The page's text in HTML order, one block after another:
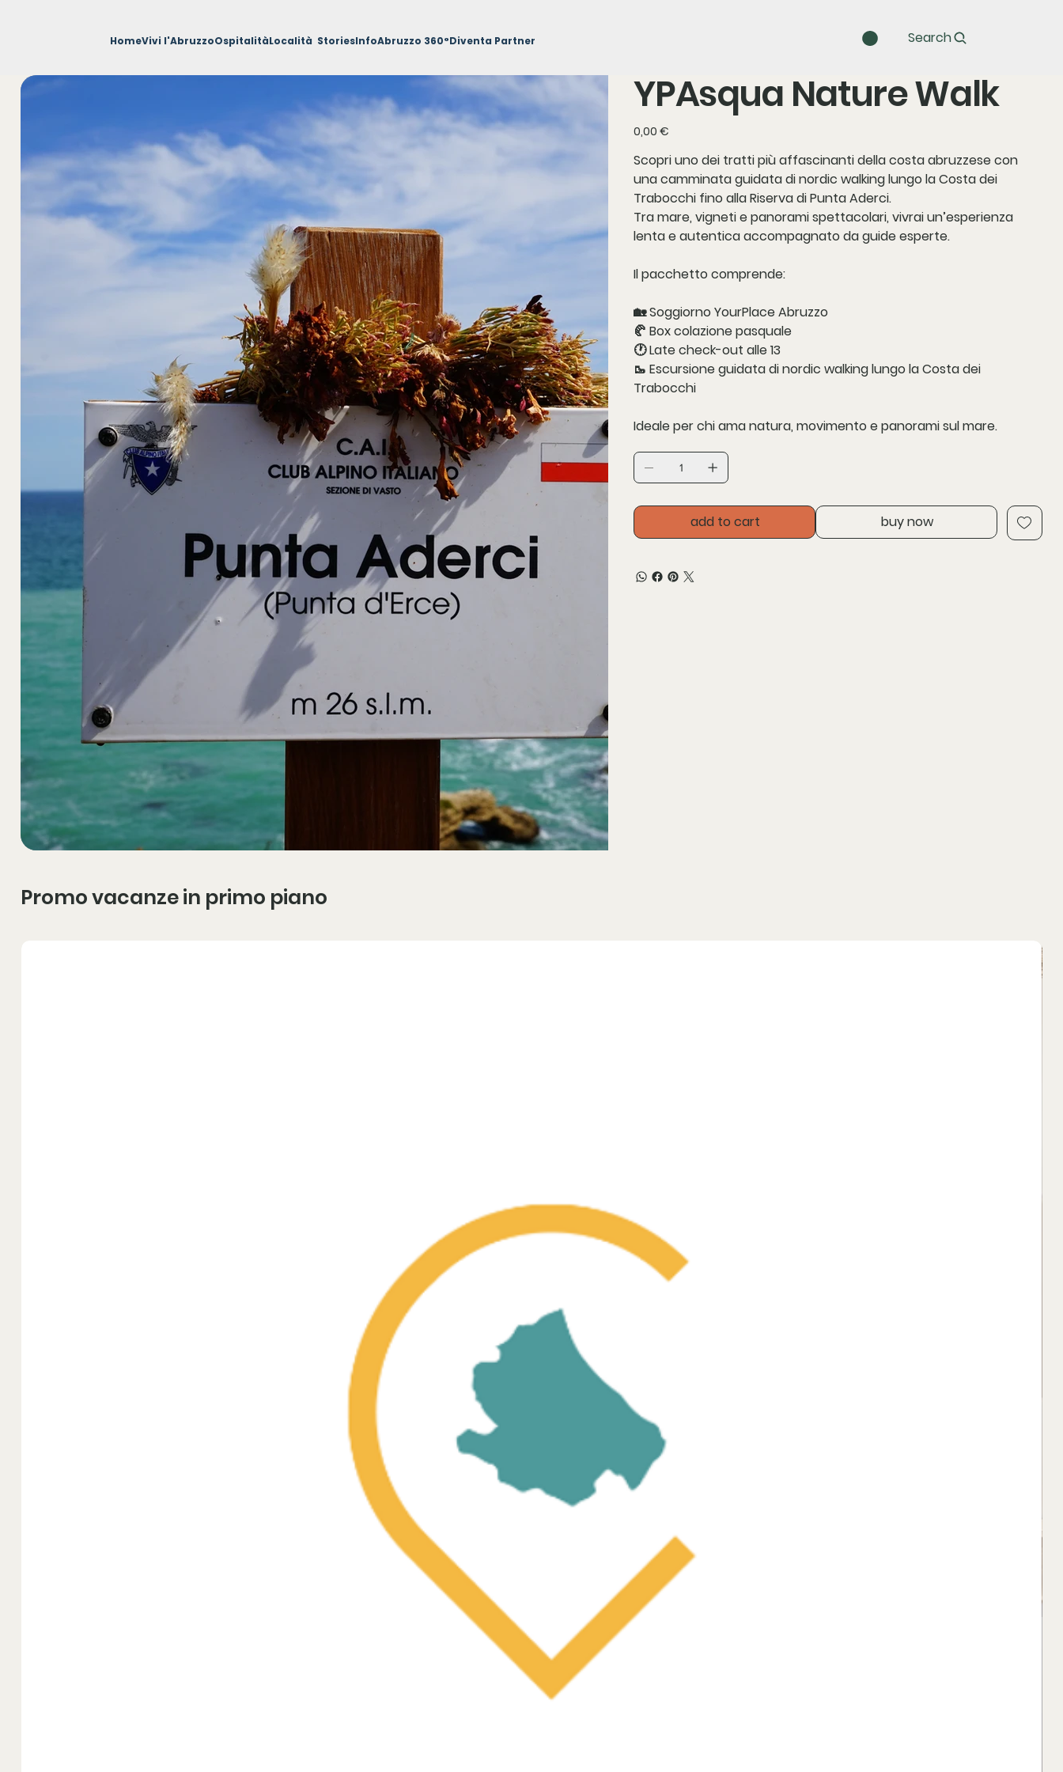
Search
HomeVivi l'AbruzzoOspitalitàLocalità StoriesInfoAbruzzo 360°Diventa Partner
YPAsqua Nature Walk
Prezzo
0,00 €
Scopri uno dei tratti più affascinanti della costa abruzzese con
una camminata guidata dinordic walking lungo la Costa dei
Trabocchi fino alla Riserva di Punta Aderci.
Tra mare, vigneti e panorami spettacolari, vivrai un’esperienza
lenta e autentica accompagnato da guide esperte.
Il pacchetto comprende:
🏡 Soggiorno YourPlace Abruzzo
🥐 Box colazione pasquale
🕐 Late check-out alle 13
🥾 Escursione guidata di nordic walking lungo la Costa dei
Trabocchi
Ideale per chi ama natura, movimento e panorami sul mare.
add to cart buy now
Promo vacanze in primo piano